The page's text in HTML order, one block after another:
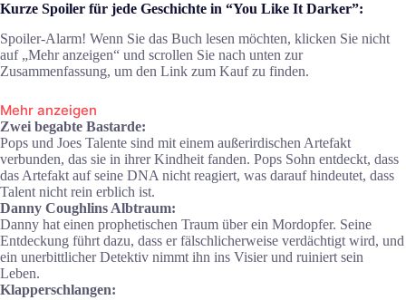
Kurze Spoiler für jede Geschichte in “You Like It Darker”:
Spoiler-Alarm! Wenn Sie das Buch lesen möchten, klicken Sie nicht
auf „Mehr anzeigen“ und scrollen Sie nach unten zur
Zusammenfassung, um den Link zum Kauf zu finden.
Mehr anzeigen
Zwei begabte Bastarde:
Pops und Joes Talente sind mit einem außerirdischen Artefakt
verbunden, das sie in ihrer Kindheit fanden. Pops Sohn entdeckt, dass
das Artefakt auf seine DNA nicht reagiert, was darauf hindeutet, dass
Talent nicht rein erblich ist.
Danny Coughlins Albtraum:
Danny hat einen prophetischen Traum über ein Mordopfer. Seine
Entdeckung führt dazu, dass er fälschlicherweise verdächtigt wird, und
ein unerbittlicher Detektiv nimmt ihn ins Visier und ruiniert sein
Leben.
Klapperschlangen: